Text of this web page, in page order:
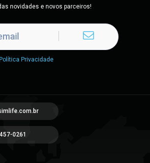
novidades e novos parceiros!
Privacidade
0261